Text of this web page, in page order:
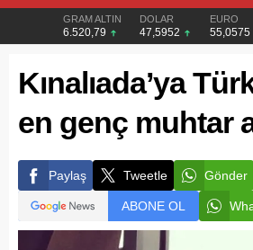
GRAM ALTIN
6.520,79
DOLAR
47,5952
EURO
55,0575
Kınalıada’ya
en genç muhtar
Paylaş Tweetle Gönder
ABONE OL